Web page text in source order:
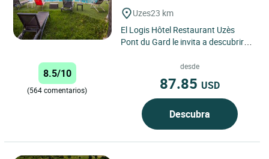
Uzes23 km
El Logis Hôtel Restaurant Uzès
Pont du Gard le invita a descubrir
la región de Occitania....
8.5/10
(564 comentarios)
desde
87.85 USD
Descubra